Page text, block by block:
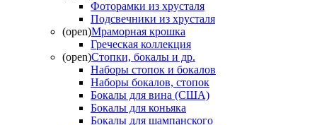
Фоторамки из хрусталя
Подсвечники из хрусталя
(open)Мраморная крошка
Греческая коллекция
(open)Стопки, бокалы и др.
Наборы стопок и бокалов
Наборы бокалов, стопок
Бокалы для вина (США)
Бокалы для коньяка
Бокалы для шампанского